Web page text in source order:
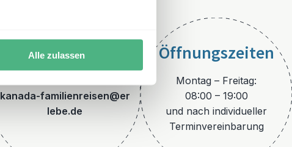
Alle zulassen
E-Mail
kanada-familienreisen@er
lebe.de
Öffnungszeiten
Montag – Freitag:
08:00 – 19:00
und nach individueller
Terminvereinbarung